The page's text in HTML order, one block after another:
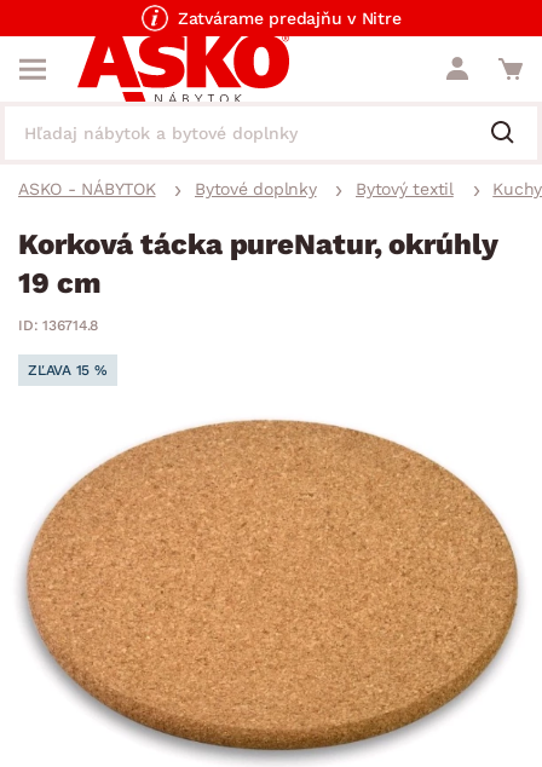
Zatvárame predajňu v Nitre
ASKO - NÁBYTOK Bytové doplnky Bytový textil
Korková tácka pureNatur, okrúhly
19 cm
ID: 136714.8
ZĽAVA 15 %